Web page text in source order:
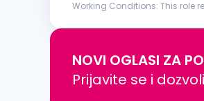
Working Conditions: This role
NOVI OGLASI ZA
Prijavite se i